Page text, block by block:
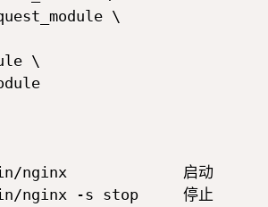
\
\
nginx             启动
nginx -s stop     停止